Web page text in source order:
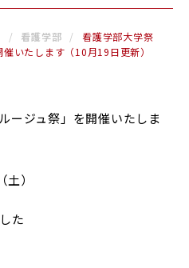
看護学部
看護学部大学祭
いたします（10月19日更新）
ージュ祭」を開催いたしま
）
た